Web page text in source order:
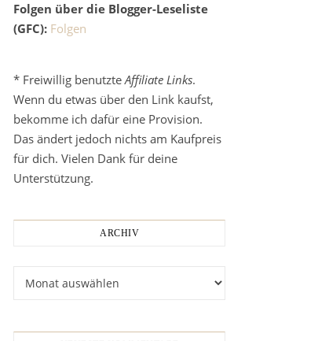
Folgen über die Blogger-Leseliste
(GFC): Folgen
* Freiwillig benutzteAffiliate Links.
Wenn du etwas über den Link kaufst,
bekomme ich dafür eine Provision.
Das ändert jedoch nichts am Kaufpreis
für dich. Vielen Dank für deine
Unterstützung.
ARCHIV